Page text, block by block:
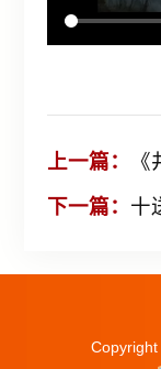
上一篇：
下一篇： 十